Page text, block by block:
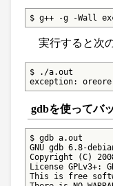
$ g++ -g -Wall
実行すると次
$ ./a.out
exception: oreore
gdbを使ってバ
$ gdb a.out
GNU gdb 6.8-
Copyright (C)
License
This is free